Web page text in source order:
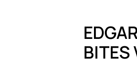
BITES